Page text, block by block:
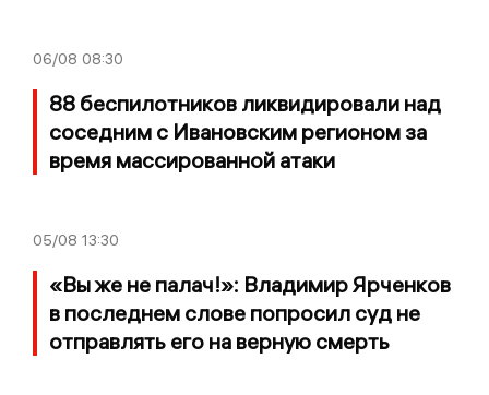
06/08 08:30
88 беспилотников ликвидировали над
соседним с Ивановским регионом за
время массированной атаки
05/08 13:30
«Вы же не палач!»: Владимир Ярченков
в последнем слове попросил суд не
отправлять его на верную смерть